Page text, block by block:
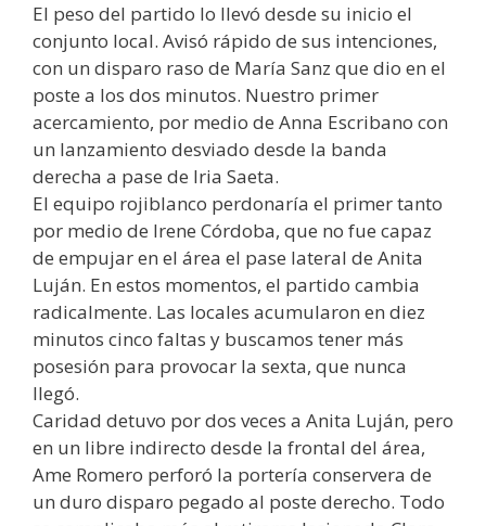
El peso del partido lo llevó desde su inicio el
conjunto local. Avisó rápido de sus intenciones,
con un disparo raso de María Sanz que dio en el
poste a los dos minutos. Nuestro primer
acercamiento, por medio de Anna Escribano con
un lanzamiento desviado desde la banda
derecha a pase de Iria Saeta.
El equipo rojiblanco perdonaría el primer tanto
por medio de Irene Córdoba, que no fue capaz
de empujar en el área el pase lateral de Anita
Luján. En estos momentos, el partido cambia
radicalmente. Las locales acumularon en diez
minutos cinco faltas y buscamos tener más
posesión para provocar la sexta, que nunca
llegó.
Caridad detuvo por dos veces a Anita Luján, pero
en un libre indirecto desde la frontal del área,
Ame Romero perforó la portería conservera de
un duro disparo pegado al poste derecho. Todo